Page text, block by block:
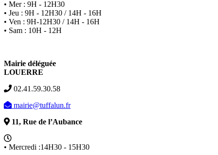
• Mer : 9H - 12H30
• Jeu : 9H - 12H30 / 14H - 16H
• Ven : 9H-12H30 / 14H - 16H
• Sam : 10H - 12H
Mairie déléguée
LOUERRE
02.41.59.30.58
mairie@tuffalun.fr
11, Rue de l’Aubance
• Mercredi :14H30 - 15H30